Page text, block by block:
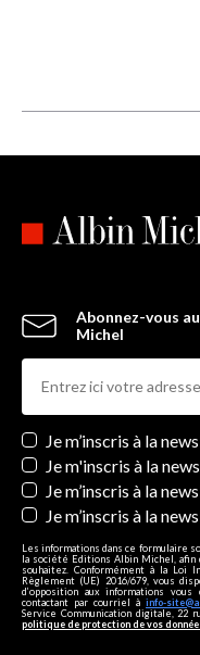
Abonnez-vous
Michel
Newsletters
Je m’inscris à la
Je m'inscris à la
Je m’inscris à la
Je m’inscris à la
Les informations dans ce formulaire
la société Editions Albin Michel,
souhaitez. Conformément à la Loi
Règlement (UE) 2016/679, vous
d’opposition aux informations
contactant par courriel à info-
Service Communication digitale, 22
politique de protection de vos